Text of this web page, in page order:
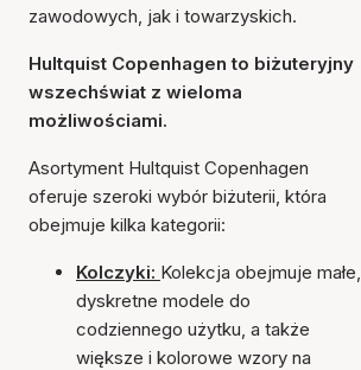
zawodowych, jak i towarzyskich.
Hultquist Copenhagen to biżuteryjny
wszechświat z wieloma
możliwościami.
Asortyment Hultquist Copenhagen
oferuje szeroki wybór biżuterii, która
obejmuje kilka kategorii:
Kolczyki: Kolekcja obejmuje małe,
dyskretne modele do
codziennego użytku, a także
większe i kolorowe wzory na